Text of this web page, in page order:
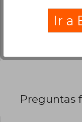
Preguntas
Ir a